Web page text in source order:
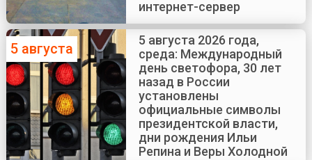
интернет-сервер
5 августа
5 августа 2026 года,
среда: Международный
день светофора, 30 лет
назад в России
установлены
официальные символы
президентской власти,
дни рождения Ильи
Репина и Веры Холодной